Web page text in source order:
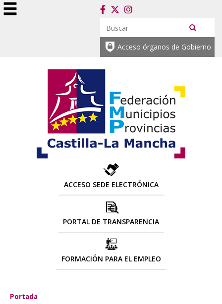
Acceso órganos de Gobierno
ACCESO SEDE ELECTRÓNICA
PORTAL DE TRANSPARENCIA
FORMACIÓN PARA EL EMPLEO
Portada